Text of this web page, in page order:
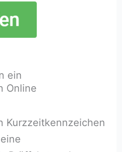
ein
Online
Kurzzeitkennzeichen